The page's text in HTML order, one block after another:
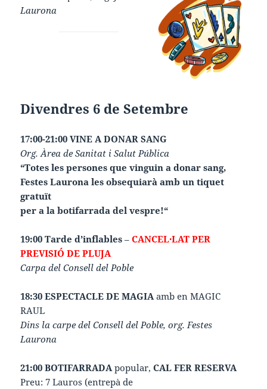
Laurona
Divendres 6 de Setembre
17:00-21:00 VINE A DONAR SANG
Org. Àrea de Sanitat i Salut Pública
“Totes les persones que vinguin a donar sang,
Festes Laurona les obsequiarà amb un tiquet
gratuït
per a la botifarrada del vespre!“
19:00 Tarde d’inflables –CANCEL·LAT PER
PREVISIÓ DE PLUJA
Carpa del Consell del Poble
18:30 ESPECTACLE DE MAGIAamb en MAGIC
RAUL
Dins la carpe del Consell del Poble, org. Festes
Laurona
21:00 BOTIFARRADApopular,CAL FER RESERVA
Preu: 7 Lauros (entrepà de